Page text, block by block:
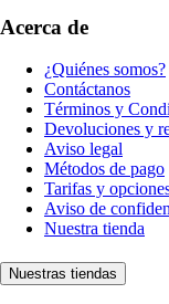
Acerca de
¿Quiénes somos?
Contáctanos
Términos y
Devoluciones y
Aviso legal
Métodos de pago
Tarifas y
Aviso de
Nuestra tienda
Nuestras tiendas